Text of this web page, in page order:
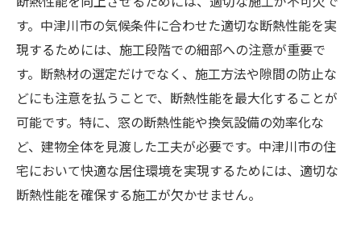
ス
実際の導入事例と効果
断熱性能と結露対策で中津川市の居住環境を改
善する方法
断熱性能と結露対策の基本
高性能断熱材の選び方
二重窓と断熱ガラスで結露を防ぐ
熱交換気システムの導入メリット
す。中津川市の気候条件に合わせた適切な断熱性能を実
現するためには、施工段階での細部への注意が重要で
す。断熱材の選定だけでなく、施工方法や隙間の防止な
どにも注意を払うことで、断熱性能を最大化することが
可能です。特に、窓の断熱性能や換気設備の効率化な
ど、建物全体を見渡した工夫が必要です。中津川市の住
宅において快適な居住環境を実現するためには、適切な
断熱性能を確保する施工が欠かせません。